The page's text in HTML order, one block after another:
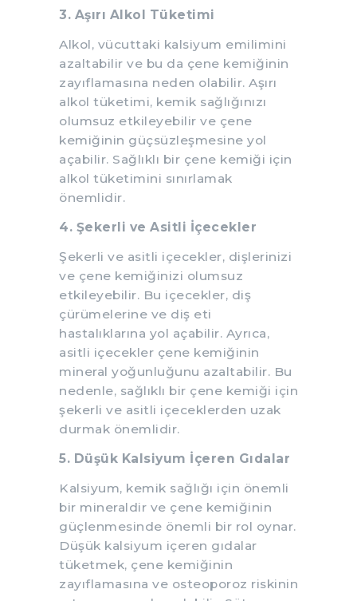
3. Aşırı Alkol Tüketimi
Alkol, vücuttaki kalsiyum emilimini
azaltabilir ve bu da çene kemiğinin
zayıflamasına neden olabilir. Aşırı
alkol tüketimi, kemik sağlığınızı
olumsuz etkileyebilir ve çene
kemiğinin güçsüzleşmesine yol
açabilir. Sağlıklı bir çene kemiği için
alkol tüketimini sınırlamak
önemlidir.
4. Şekerli ve Asitli İçecekler
Şekerli ve asitli içecekler, dişlerinizi
ve çene kemiğinizi olumsuz
etkileyebilir. Bu içecekler, diş
çürümelerine ve diş eti
hastalıklarına yol açabilir. Ayrıca,
asitli içecekler çene kemiğinin
mineral yoğunluğunu azaltabilir. Bu
nedenle, sağlıklı bir çene kemiği için
şekerli ve asitli içeceklerden uzak
durmak önemlidir.
5. Düşük Kalsiyum İçeren Gıdalar
Kalsiyum, kemik sağlığı için önemli
bir mineraldir ve çene kemiğinin
güçlenmesinde önemli bir rol oynar.
Düşük kalsiyum içeren gıdalar
tüketmek, çene kemiğinin
zayıflamasına ve osteoporoz riskinin